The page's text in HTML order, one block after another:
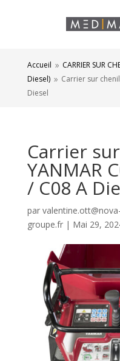
Accueil 9 CARRIER SUR
Diesel) 9 Carrier sur
Diesel
Carrier
YANMAR
/ C08 A
par
groupe.fr| Mai 29,